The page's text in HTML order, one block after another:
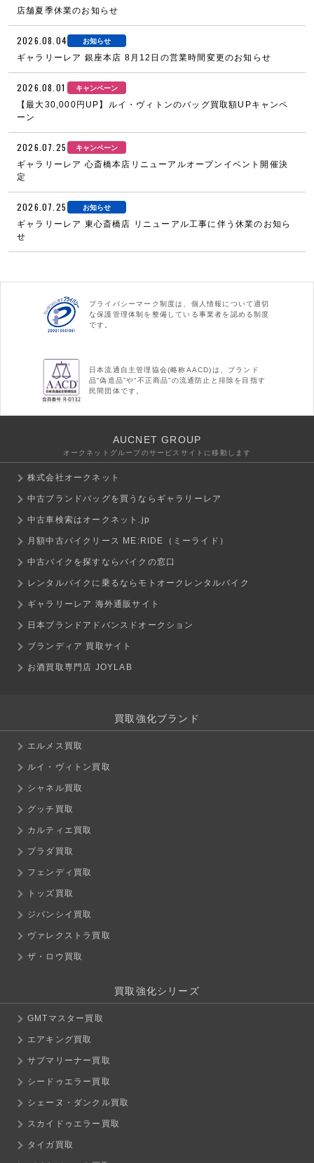
店舗夏季休業のお知らせ
2026.08.04 お知らせ
ギャラリーレア 銀座本店 8月12日の営業時間変更のお知らせ
2026.08.01 キャンペーン
【最大30,000円UP】ルイ・ヴィトンのバッグ買取額UPキャンペ
ーン
2026.07.25 キャンペーン
ギャラリーレア 心斎橋本店リニューアルオープンイベント開催決
定
2026.07.25 お知らせ
ギャラリーレア 東心斎橋店 リニューアル工事に伴う休業のお知ら
せ
プライバシーマーク制度は、個人情報について適切
な保護管理体制を整備している事業者を認める制度
です。
日本流通自主管理協会(略称AACD)は、ブランド
品“偽造品”や“不正商品”の流通防止と排除を目指す
民間団体です。
AUCNET GROUP
オークネットグループのサービスサイトに移動します
株式会社オークネット
中古ブランドバッグを買うならギャラリーレア
中古車検索はオークネット.jp
月額中古バイクリース ME:RIDE（ミーライド）
中古バイクを探すならバイクの窓口
レンタルバイクに乗るならモトオークレンタルバイク
ギャラリーレア 海外通販サイト
日本ブランドアドバンスドオークション
ブランディア 買取サイト
お酒買取専門店 JOYLAB
買取強化ブランド
エルメス買取
ルイ・ヴィトン買取
シャネル買取
グッチ買取
カルティエ買取
プラダ買取
フェンディ買取
トッズ買取
ジバンシイ買取
ヴァレクストラ買取
ザ・ロウ買取
買取強化シリーズ
GMTマスター買取
エアキング買取
サブマリーナー買取
シードゥエラー買取
シェーヌ・ダンクル買取
スカイドゥエラー買取
タイガ買取